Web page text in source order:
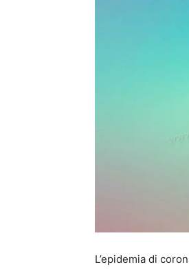
L’epidemia di